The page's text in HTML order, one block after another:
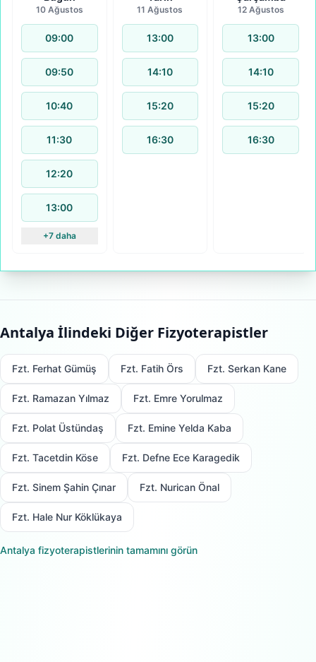
10 Ağustos
09:00
09:50
10:40
11:30
12:20
13:00
+7 daha
11 Ağustos
13:00
14:10
15:20
16:30
12 Ağustos
13:00
14:10
15:20
16:30
Antalya İlindeki Diğer Fizyoterapistler
Fzt. Ferhat Gümüş Fzt. Fatih Örs Fzt. Serkan Kane
Fzt. Ramazan Yılmaz Fzt. Emre Yorulmaz
Fzt. Polat Üstündaş Fzt. Emine Yelda Kaba
Fzt. Tacetdin Köse Fzt. Defne Ece Karagedik
Fzt. Sinem Şahin Çınar Fzt. Nurican Önal
Fzt. Hale Nur Köklükaya
Antalya fizyoterapistlerinin tamamını görün